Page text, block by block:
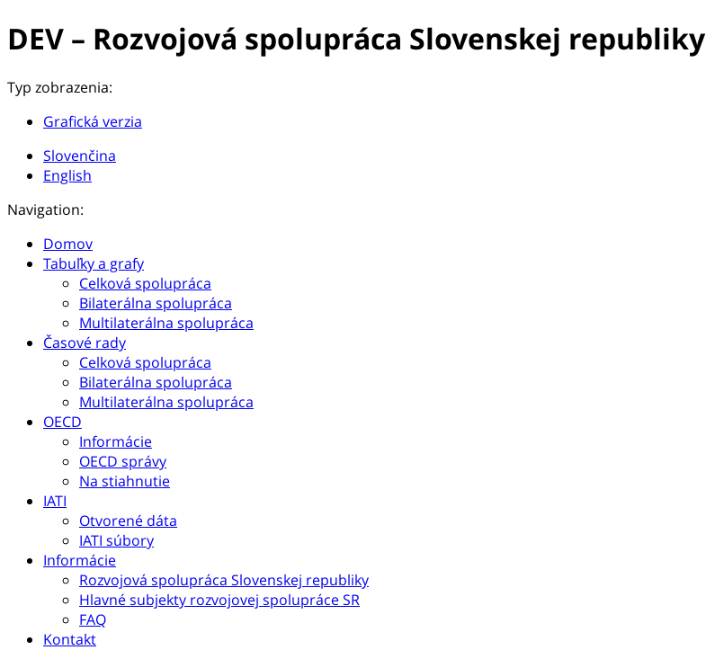
DEV – Rozvojová spolupráca Slovenskej republiky
Typ zobrazenia:
Grafická verzia
Slovenčina
English
Navigation:
Domov
Tabuľky a grafy
Celková spolupráca
Bilaterálna spolupráca
Multilaterálna spolupráca
Časové rady
Celková spolupráca
Bilaterálna spolupráca
Multilaterálna spolupráca
OECD
Informácie
OECD správy
Na stiahnutie
IATI
Otvorené dáta
IATI súbory
Informácie
Rozvojová spolupráca Slovenskej republiky
Hlavné subjekty rozvojovej spolupráce SR
FAQ
Kontakt